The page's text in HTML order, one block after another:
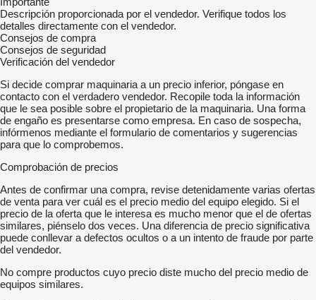
Descripción proporcionada por el vendedor. Verifique todos los
detalles directamente con el vendedor.
Consejos de compra
Consejos de seguridad
Verificación del vendedor
Si decide comprar maquinaria a un precio inferior, póngase en
contacto con el verdadero vendedor. Recopile toda la información
que le sea posible sobre el propietario de la maquinaria. Una forma
de engaño es presentarse como empresa. En caso de sospecha,
infórmenos mediante el formulario de comentarios y sugerencias
para que lo comprobemos.
Comprobación de precios
Antes de confirmar una compra, revise detenidamente varias ofertas
de venta para ver cuál es el precio medio del equipo elegido. Si el
precio de la oferta que le interesa es mucho menor que el de ofertas
similares, piénselo dos veces. Una diferencia de precio significativa
puede conllevar a defectos ocultos o a un intento de fraude por parte
del vendedor.
No compre productos cuyo precio diste mucho del precio medio de
equipos similares.